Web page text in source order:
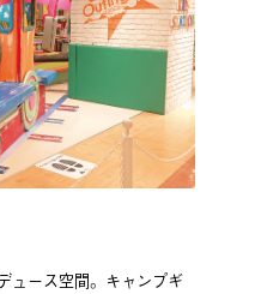
ュース空間。キャンプギ